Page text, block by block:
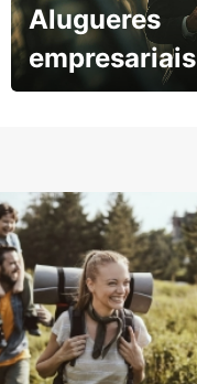
Alugueres
empresariais